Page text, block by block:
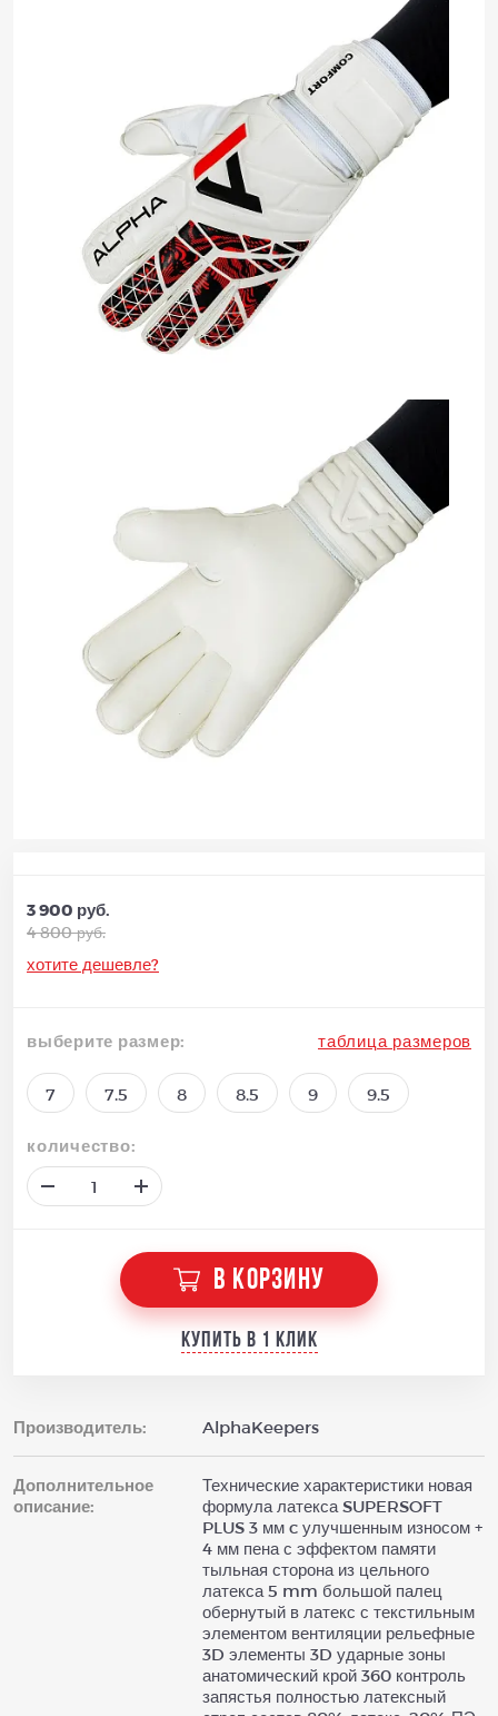
3 900 руб.
4 800 руб.
хотите дешевле?
выберите размер: таблица размеров
7 7.5 8 8.5 9 9.5
количество:
В КОРЗИНУ
Купить в 1 клик
Производитель: AlphaKeepers
Дополнительное
описание:
Технические характеристики новая
формула латекса SUPERSOFT
PLUS 3 мм c улучшенным износом +
4 мм пена с эффектом памяти
тыльная сторона из цельного
латекса 5 mm большой палец
обернутый в латекс с текстильным
элементом вентиляции рельефные
3D элементы 3D ударные зоны
анатомический крой 360 контроль
запястья полностью латексный